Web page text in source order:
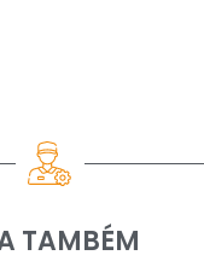
TAMBÉM